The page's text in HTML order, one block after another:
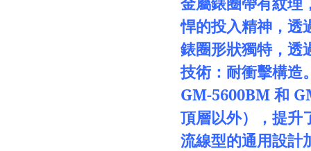
悍的投入精神，透
錶圈形狀獨特，透
技術：耐衝擊構造
GM-5600BM 和
頂層以外），提升
流線型的通用設計